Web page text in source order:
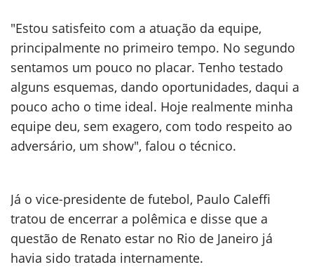
"Estou satisfeito com a atuação da equipe,
principalmente no primeiro tempo. No segundo
sentamos um pouco no placar. Tenho testado
alguns esquemas, dando oportunidades, daqui a
pouco acho o time ideal. Hoje realmente minha
equipe deu, sem exagero, com todo respeito ao
adversário, um show", falou o técnico.
Já o vice-presidente de futebol, Paulo Caleffi
tratou de encerrar a polêmica e disse que a
questão de Renato estar no Rio de Janeiro já
havia sido tratada internamente.